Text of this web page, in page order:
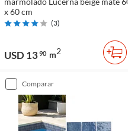
x 60 cm
(3)
USD 1390 m2
comparar